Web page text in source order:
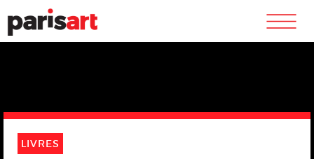
m
LIVRES